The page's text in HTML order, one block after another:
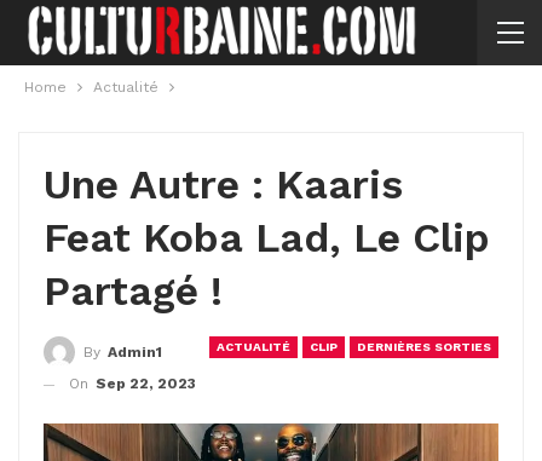
Home Actualité
Une Autre : Kaaris
Feat Koba Lad, Le Clip
Partagé !
ACTUALITÉ CLIP DERNIÈRES SORTIES
By Admin1
On Sep 22, 2023